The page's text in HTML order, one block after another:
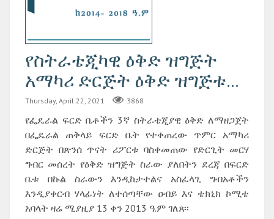
የስትራቴጂካዊ ዕቅድ ዝግጅት
አማካሪ ድርጅት ዕቅድ ዝግጅቱ...
Thursday, April 22, 2021 3868
የፌዴራል ፍርድ ቤቶችን 3ኛ ስትራቴጂያዊ ዕቅድ ለማዘጋጀት
በፌዴራል ጠቅላይ ፍርድ ቤት የተቀጠረው ጥምር አማካሪ
ድርጅት በጽንሰ ጥናት ሪፖርቱ ባስቀመጠው የድርጊት መርሃ
ግብር መሰረት የዕቅድ ዝግጅት ስራው ያለበትን ደረጃ በፍርድ
ቤቱ በኩል ስራውን እንዲከታተልና አስፈላጊ ግብአቶችን
እንዲያቀርብ ሃላፊነት ለተሰጣቸው ዐብይ እና ቴክኒክ ኮሚቴ
አባላት ዛሬ ሚያዚያ 13 ቀን 2013 ዓ.ም ገለጸ፡፡